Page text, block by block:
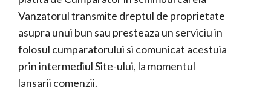
Vanzatorul transmite dreptul de proprietate
asupra unui bun sau presteaza un serviciu in
folosul cumparatorului si comunicat acestuia
prin intermediul Site-ului, la momentul
lansarii comenzii.